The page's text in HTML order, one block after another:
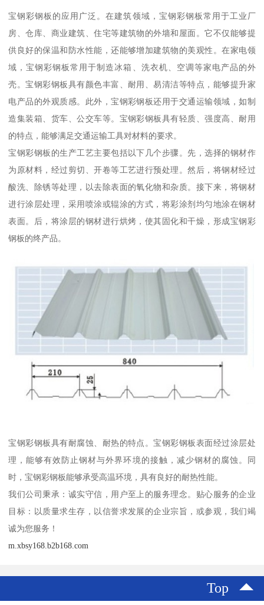
宝钢彩钢板的应用广泛。在建筑领域，宝钢彩钢板常用于工业厂
房、仓库、商业建筑、住宅等建筑物的外墙和屋面。它不仅能够提
供良好的保温和防水性能，还能够增加建筑物的美观性。在家电领
域，宝钢彩钢板常用于制造冰箱、洗衣机、空调等家电产品的外
壳。宝钢彩钢板具有颜色丰富、耐用、易清洁等特点，能够提升家
电产品的外观质感。此外，宝钢彩钢板还用于交通运输领域，如制
造集装箱、货车、公交车等。宝钢彩钢板具有轻质、强度高、耐用
的特点，能够满足交通运输工具对材料的要求。
宝钢彩钢板的生产工艺主要包括以下几个步骤。先，选择的钢材作
为原材料，经过剪切、开卷等工艺进行预处理。然后，将钢材经过
酸洗、除锈等处理，以去除表面的氧化物和杂质。接下来，将钢材
进行涂层处理，采用喷涂或辊涂的方式，将彩涂剂均匀地涂在钢材
表面。后，将涂层的钢材进行烘烤，使其固化和干燥，形成宝钢彩
钢板的终产品。
宝钢彩钢板具有耐腐蚀、耐热的特点。宝钢彩钢板表面经过涂层处
理，能够有效防止钢材与外界环境的接触，减少钢材的腐蚀。同
时，宝钢彩钢板能够承受高温环境，具有良好的耐热性能。
我们公司秉承：诚实守信，用户至上的服务理念。贴心服务的企业
目标：以质量求生存，以信誉求发展的企业宗旨，或参观，我们竭
诚为您服务！
m.xbsy168.b2b168.com
Top